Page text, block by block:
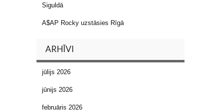
Siguldā
A$AP Rocky uzstāsies Rīgā
ARHĪVI
jūlijs 2026
jūnijs 2026
februāris 2026